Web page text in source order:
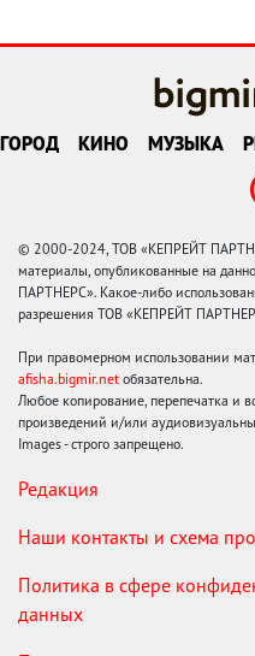
ГОРОД КИНО МУЗЫКА
© 2000-2024, ТОВ «КЕПРЕЙТ
материалы, опубликованные на
ПАРТНЕРС». Какое-либо
разрешения ТОВ «КЕПРЕЙТ
При правомерном использовании
afisha.bigmir.net обязательна.
Любое копирование, перепечатка и
произведений и/или
Images - строго запрещено.
Редакция
Наши контакты и схема
Политика в сфере
данных